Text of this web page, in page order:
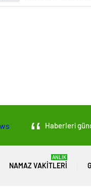
Haberleri
NAMAZ VAKITLERI
ANLIK